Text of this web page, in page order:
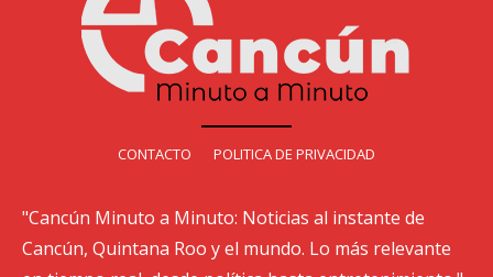
CONTACTO POLITICA DE PRIVACIDAD
"Cancún Minuto a Minuto: Noticias al instante de
Cancún, Quintana Roo y el mundo. Lo más relevante